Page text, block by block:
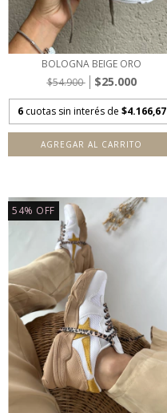
BOLOGNA BEIGE ORO
$54.900
$25.000
6 cuotas sin interés de $4.166,67
AGREGAR AL CARRITO
54% OFF